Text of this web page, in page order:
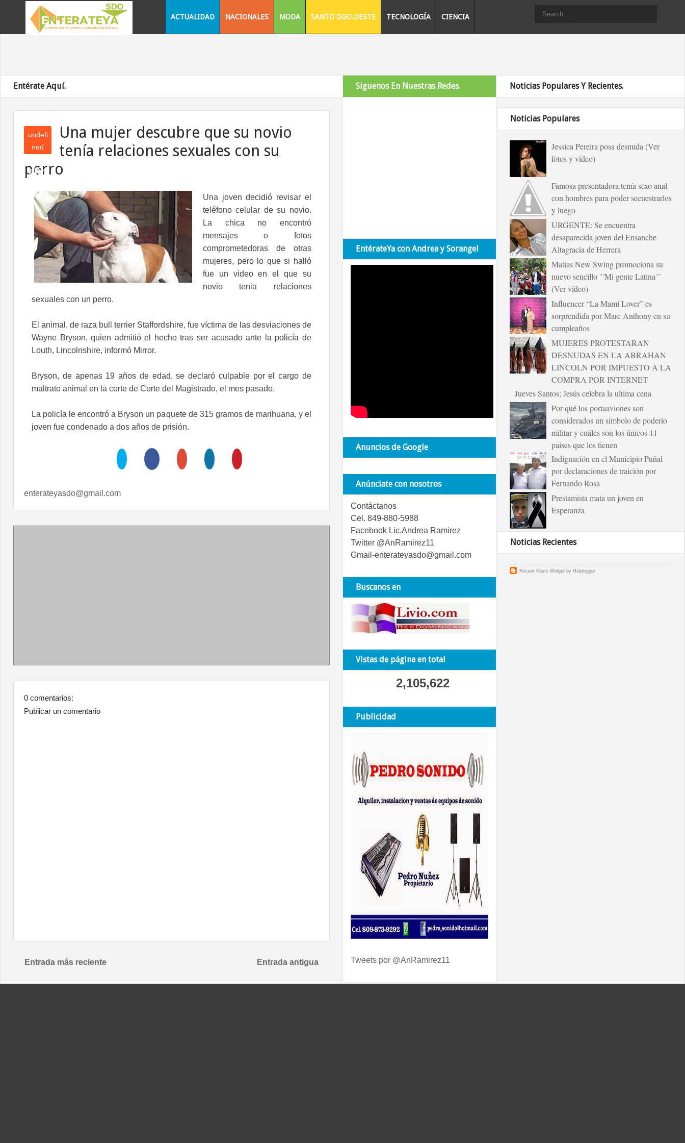
ACTUALIDAD NACIONALES MODA SANTO DGO.OESTE TECNOLOGÍA CIENCIA
Entérate Aquí.
undefi
ned
efin
Una mujer descubre que su novio
tenía relaciones sexuales con su
perro
Una joven decidió revisar el
teléfono celular de su novio.
La chica no encontró
mensajes o fotos
comprometedoras de otras
mujeres, pero lo que si halló
fue un video en el que su
novio tenia relaciones
sexuales con un perro.
El animal, de raza bull terrier Staffordshire, fue víctima de las desviaciones de
Wayne Bryson, quien admitió el hecho tras ser acusado ante la policía de
Louth, Lincolnshire, informó Mirror.
Bryson, de apenas 19 años de edad, se declaró culpable por el cargo de
maltrato animal en la corte de Corte del Magistrado, el mes pasado.
La policía le encontró a Bryson un paquete de 315 gramos de marihuana, y el
joven fue condenado a dos años de prisión.
enterateyasdo@gmail.com
0 comentarios:
Publicar un comentario
Entrada más reciente Entrada antigua
Siguenos En Nuestras Redes.
EntérateYa con Andrea y Sorangel
Anuncios de Google
Anúnciate con nosotros
Contáctanos
Cel. 849-880-5988
Facebook Lic.Andrea Ramirez
Twitter @AnRamirez11
Gmail-enterateyasdo@gmail.com
Buscanos en
Vistas de página en total
2,105,622
Publicidad
Tweets por @AnRamirez11
Noticias Populares Y Recientes.
Noticias Populares
Jessica Pereira posa desnuda (Ver
fotos y vídeo)
Famosa presentadora tenía sexo anal
con hombres para poder secuestrarlos
y luego
URGENTE: Se encuentra
desaparecida joven del Ensanche
Altagracia de Herrera
Matias New Swing promociona su
nuevo sencillo ´´Mi gente Latina´´
(Ver vídeo)
Influencer “La Mami Lover” es
sorprendida por Marc Anthony en su
cumpleaños
MUJERES PROTESTARAN
DESNUDAS EN LA ABRAHAN
LINCOLN POR IMPUESTO A LA
COMPRA POR INTERNET
Jueves Santos; Jesús celebra la ultima cena
Por qué los portaaviones son
considerados un símbolo de poderío
militar y cuáles son los únicos 11
países que los tienen
Indignación en el Municipio Puñal
por declaraciones de traición por
Fernando Rosa
Prestamista mata un joven en
Esperanza
Noticias Recientes
Recent Posts Widgetby Helplogger